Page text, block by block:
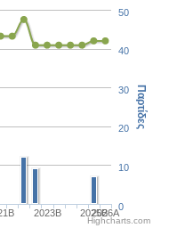
2023B 2025B
2026A
0
10
20
30
40
50
Παρτίδες
Highcharts.com